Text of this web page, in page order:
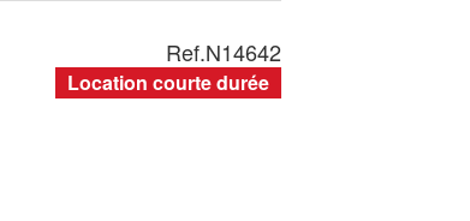
Ref.N14642
Location courte durée